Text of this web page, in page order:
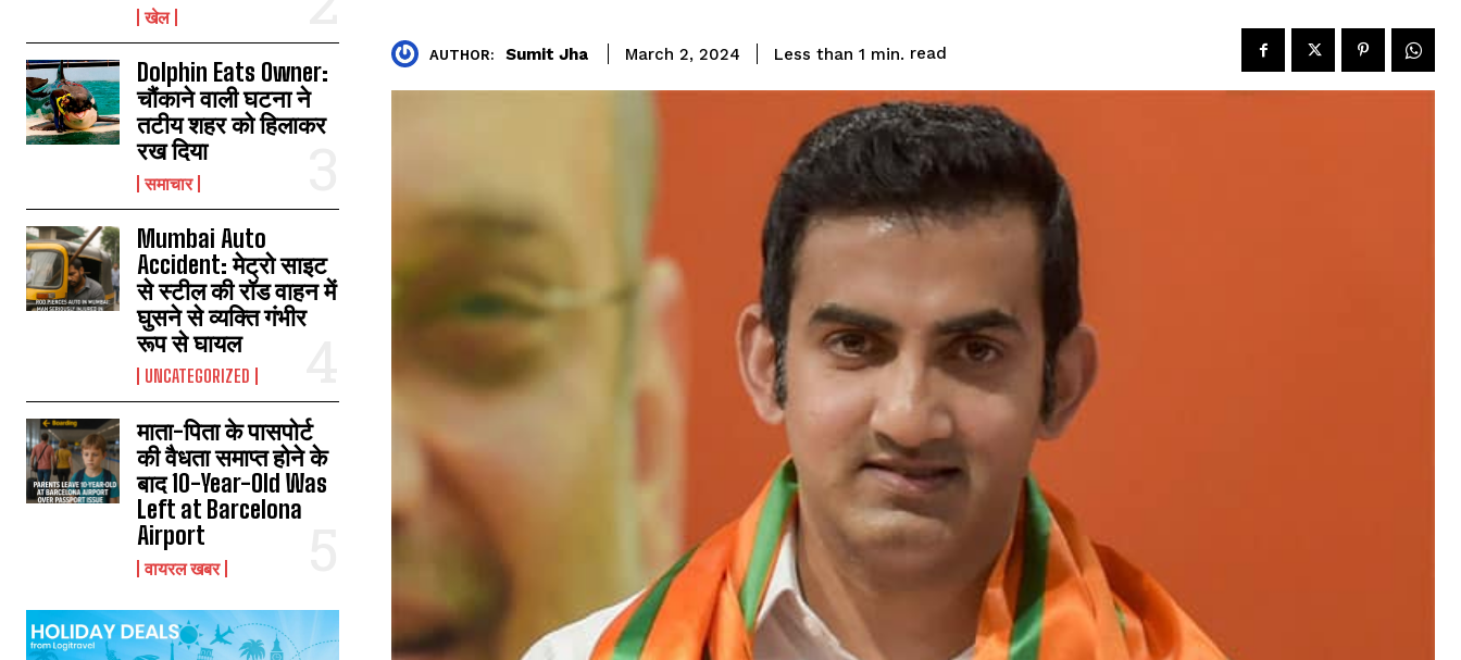
खेल
Dolphin Eats Owner:
चौंकाने वाली घटना ने
तटीय शहर को हिलाकर
रख दिया
समाचार
Mumbai Auto
Accident: मेट्रो साइट
से स्टील की रॉड वाहन में
घुसने से व्यक्ति गंभीर
रूप से घायल
UNCATEGORIZED
माता-पिता के पासपोर्ट
की वैधता समाप्त होने के
बाद 10-Year-Old Was
Left at Barcelona
Airport
वायरल खबर
AUTHOR: Sumit Jha March 2, 2024 Less than 1 min. read